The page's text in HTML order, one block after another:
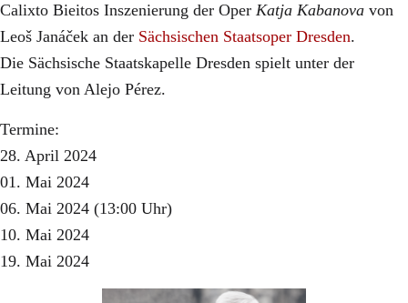
Calixto Bieitos Inszenierung der Oper Katja Kabanova von
Leoš Janáček an der Sächsischen Staatsoper Dresden.
Die Sächsische Staatskapelle Dresden spielt unter der
Leitung von Alejo Pérez.
Termine:
28. April 2024
01. Mai 2024
06. Mai 2024 (13:00 Uhr)
10. Mai 2024
19. Mai 2024